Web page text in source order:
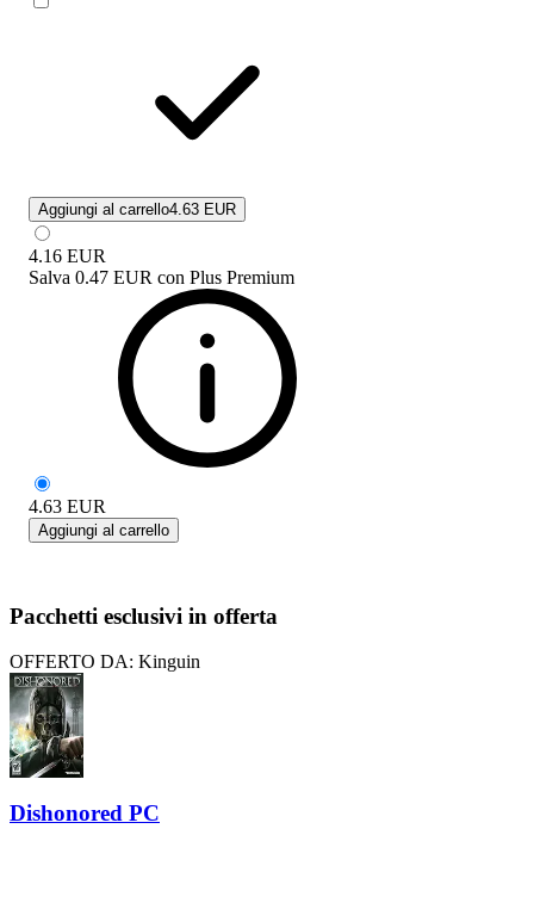
Aggiungi al carrello4.63 EUR
4.16 EUR
Salva 0.47 EUR con Plus Premium
4.63 EUR
Aggiungi al carrello
Pacchetti esclusivi in offerta
OFFERTO DA: Kinguin
Dishonored PC